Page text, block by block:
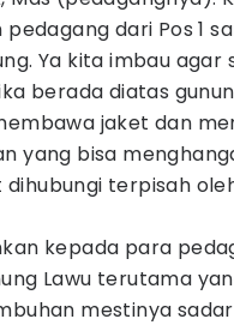
dari Pos 1
Ya kita imbau agar
berada diatas
jaket dan
yang bisa
terpisah
kepada para
Lawu terutama
mestinya